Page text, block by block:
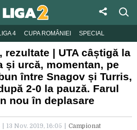
4 CUPA ROMÂNIEI SPECIAL
rezultate | UTA câștigă la
și urcă, momentan, pe
între Snagov și Turris,
2-0 la pauză. Farul
nou în deplasare
13 Nov. 2019, 16:05 Campionat